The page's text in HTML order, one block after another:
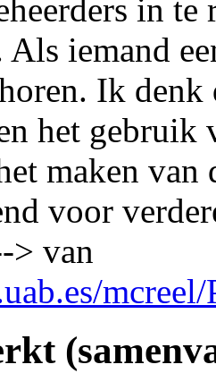
in
Als iemand
Ik denk
het gebruik
maken van
voor
> van